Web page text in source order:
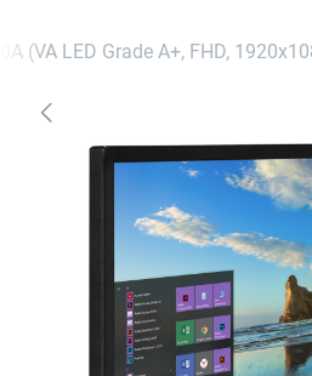
(VA LED Grade A+, FHD,